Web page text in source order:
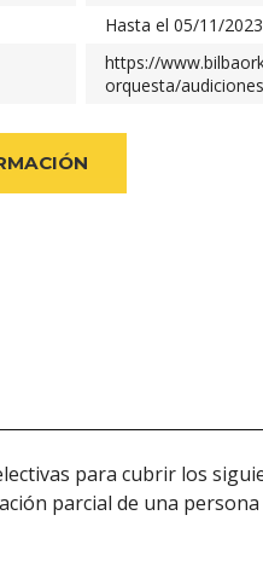
Hasta el 05/11/2023
https://
orquesta/
para cubrir los
parcial de una persona